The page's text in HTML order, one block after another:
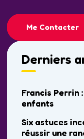
Me Contacter
Derniers
Francis Perrin
enfants
Six astuces
réussir une